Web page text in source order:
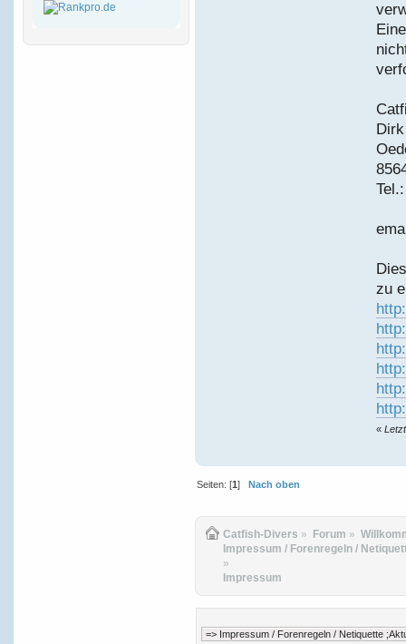
zu
«
Seiten: [1] Nach oben
Catfish-Divers » Forum »
Impressum / Forenregeln /
»
Impressum